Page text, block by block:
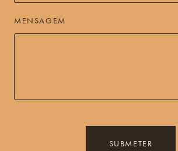
MENSAGEM
SUBMETER